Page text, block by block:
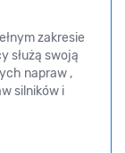
zakresie
służą swoją
napraw ,
silników i